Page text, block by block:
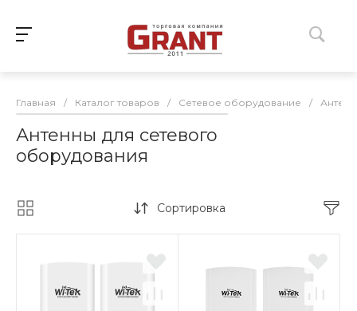
Главная / Каталог товаров / Сетевое оборудование /
Антенны для сетевого
оборудования
Сортировка